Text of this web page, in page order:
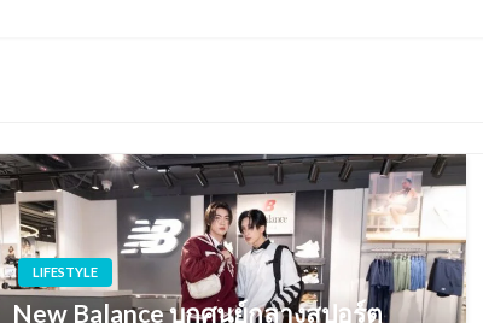
LIFESTYLE
New Balance บุกศูนย์กลางสปอร์ต